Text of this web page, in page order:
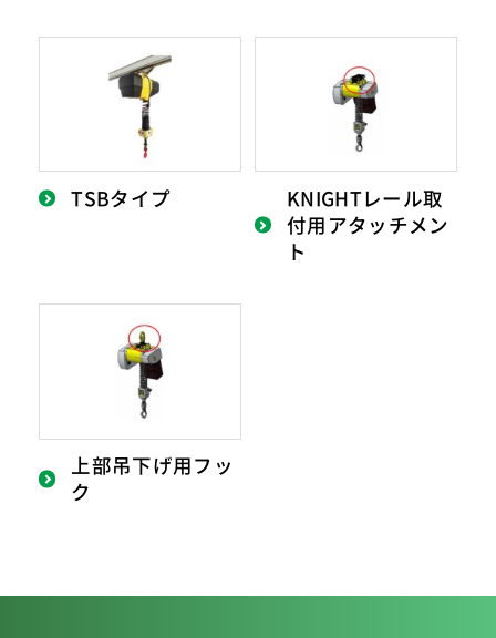
TSBタイプ
KNIGHTレール取
付用アタッチメン
ト
上部吊下げ用フッ
ク